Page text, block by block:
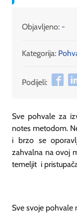
Objavljeno: -
Kategorija:
Podijeli:
Sve pohvale za
notes metodom.
i brzo se
zahvalna na ovoj
temeljit i
Sve svoje pohvale